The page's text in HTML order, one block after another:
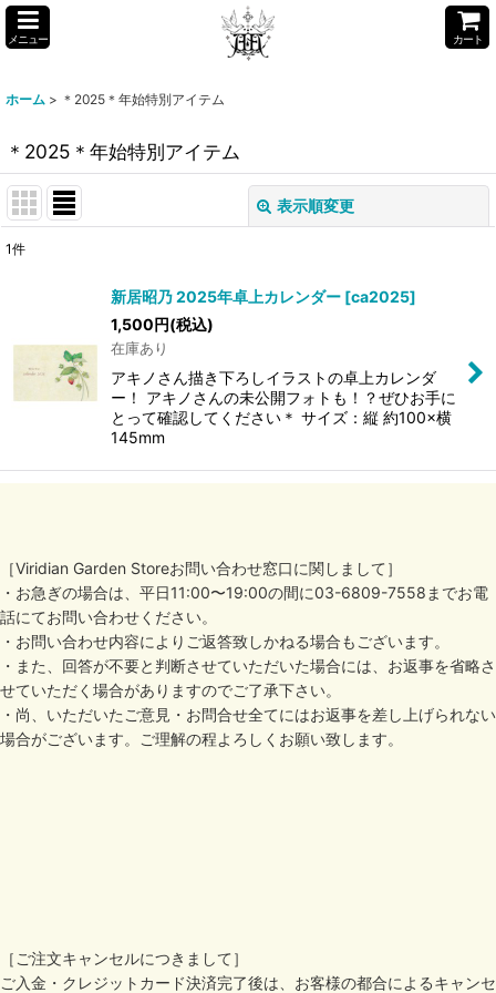
メニュー カート
ホーム > ＊2025＊年始特別アイテム
＊2025＊年始特別アイテム
表示順変更
絞り込む
1件
新居昭乃 2025年卓上カレンダー [ca2025]
1,500円(税込)
在庫あり
アキノさん描き下ろしイラストの卓上カレンダ
ー！ アキノさんの未公開フォトも！？ぜひお手に
とって確認してください＊ サイズ：縦 約100×横
145mm
［Viridian Garden Storeお問い合わせ窓口に関しまして］
・お急ぎの場合は、平日11:00〜19:00の間に03-6809-7558までお電
話にてお問い合わせください。
・お問い合わせ内容によりご返答致しかねる場合もございます。
・また、回答が不要と判断させていただいた場合には、お返事を省略さ
せていただく場合がありますのでご了承下さい。
・尚、いただいたご意見・お問合せ全てにはお返事を差し上げられない
場合がございます。ご理解の程よろしくお願い致します。
［ご注文キャンセルにつきまして］
ご入金・クレジットカード決済完了後は、お客様の都合によるキャンセ